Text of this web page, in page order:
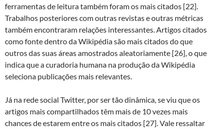
ferramentas de leitura também foram os mais citados [22].
Trabalhos posteriores com outras revistas e outras métricas
também encontraram relações interessantes. Artigos citados
como fonte dentro da Wikipédia são mais citados do que
outros das suas áreas amostrados aleatoriamente [26], o que
indica que a curadoria humana na produção da Wikipédia
seleciona publicações mais relevantes.
Já na rede social Twitter, por ser tão dinâmica, se viu que os
artigos mais compartilhados têm mais de 10 vezes mais
chances de estarem entre os mais citados [27]. Vale ressaltar